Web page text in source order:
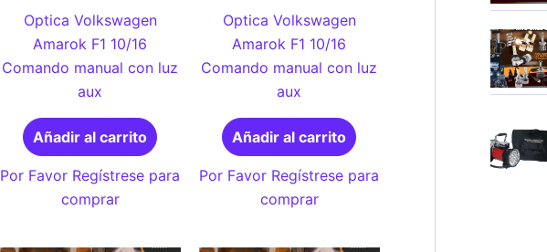
Optica Volkswagen
Amarok F1 10/16
Comando manual con luz
aux
Añadir al carrito
Por Favor Regístrese para
comprar
Optica Volkswagen
Amarok F1 10/16
Comando manual con luz
aux
Añadir al carrito
Por Favor Regístrese para
comprar